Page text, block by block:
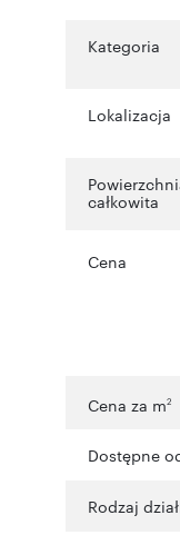
Kategoria
Lokalizacja
całkowita
Cena
Cena za m2
Dostępne
Rodzaj